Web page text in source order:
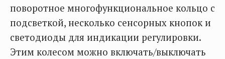
поворотное многофункциональное кольцо с
подсветкой, несколько сенсорных кнопок и
светодиоды для индикации регулировки.
Этим колесом можно включать/выключать